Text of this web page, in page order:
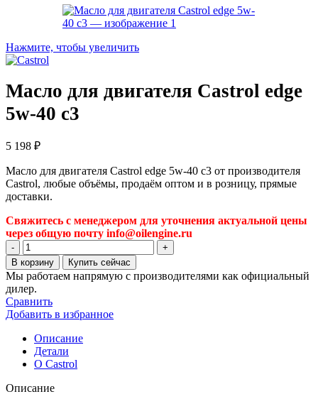
Нажмите, чтобы увеличить
Масло для двигателя Castrol edge
5w-40 c3
5 198 ₽
Масло для двигателя Castrol edge 5w-40 c3 от производителя
Castrol, любые объёмы, продаём оптом и в розницу, прямые
доставки.
Свяжитесь с менеджером для уточнения актуальной цены
через общую почту info@oilengine.ru
Количество
товара
Масло
для
двигателя
Castrol
edge
5w-
40
c3
В корзину Купить сейчас
Мы работаем напрямую с производителями как официальный
дилер.
Сравнить
Добавить в избранное
Описание
Детали
О Castrol
Описание